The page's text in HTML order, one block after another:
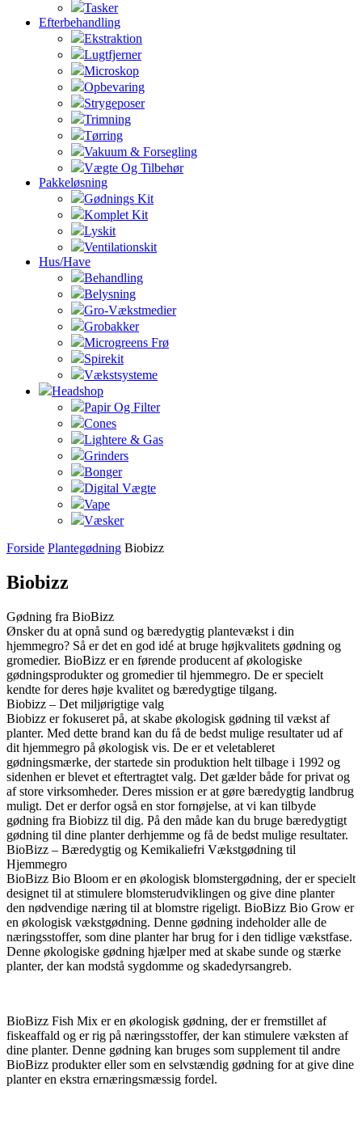
Tasker
Efterbehandling
Ekstraktion
Lugtfjerner
Microskop
Opbevaring
Strygeposer
Trimning
Tørring
Vakuum & Forsegling
Vægte Og Tilbehør
Pakkeløsning
Gødnings Kit
Komplet Kit
Lyskit
Ventilationskit
Hus/Have
Behandling
Belysning
Gro-Vækstmedier
Grobakker
Microgreens Frø
Spirekit
Vækstsysteme
Headshop
Papir Og Filter
Cones
Lightere & Gas
Grinders
Bonger
Digital Vægte
Vape
Væsker
Forside Plantegødning Biobizz
Biobizz
Gødning fra BioBizz
Ønsker du at opnå sund og bæredygtig plantevækst i din
hjemmegro? Så er det en god idé at bruge højkvalitets gødning og
gromedier. BioBizz er en førende producent af økologiske
gødningsprodukter og gromedier til hjemmegro. De er specielt
kendte for deres høje kvalitet og bæredygtige tilgang.
Biobizz – Det miljørigtige valg
Biobizz er fokuseret på, at skabe økologisk gødning til vækst af
planter. Med dette brand kan du få de bedst mulige resultater ud af
dit hjemmegro på økologisk vis. De er et veletableret
gødningsmærke, der startede sin produktion helt tilbage i 1992 og
sidenhen er blevet et eftertragtet valg. Det gælder både for privat og
af store virksomheder. Deres mission er at gøre bæredygtig landbrug
muligt. Det er derfor også en stor fornøjelse, at vi kan tilbyde
gødning fra Biobizz til dig. På den måde kan du bruge bæredygtigt
gødning til dine planter derhjemme og få de bedst mulige resultater.
BioBizz – Bæredygtig og Kemikaliefri Vækstgødning til
Hjemmegro
BioBizz Bio Bloom er en økologisk blomstergødning, der er specielt
designet til at stimulere blomsterudviklingen og give dine planter
den nødvendige næring til at blomstre rigeligt. BioBizz Bio Grow er
en økologisk vækstgødning. Denne gødning indeholder alle de
næringsstoffer, som dine planter har brug for i den tidlige vækstfase.
Denne økologiske gødning hjælper med at skabe sunde og stærke
planter, der kan modstå sygdomme og skadedyrsangreb.
BioBizz Fish Mix er en økologisk gødning, der er fremstillet af
fiskeaffald og er rig på næringsstoffer, der kan stimulere væksten af
dine planter. Denne gødning kan bruges som supplement til andre
BioBizz produkter eller som en selvstændig gødning for at give dine
planter en ekstra ernæringsmæssig fordel.